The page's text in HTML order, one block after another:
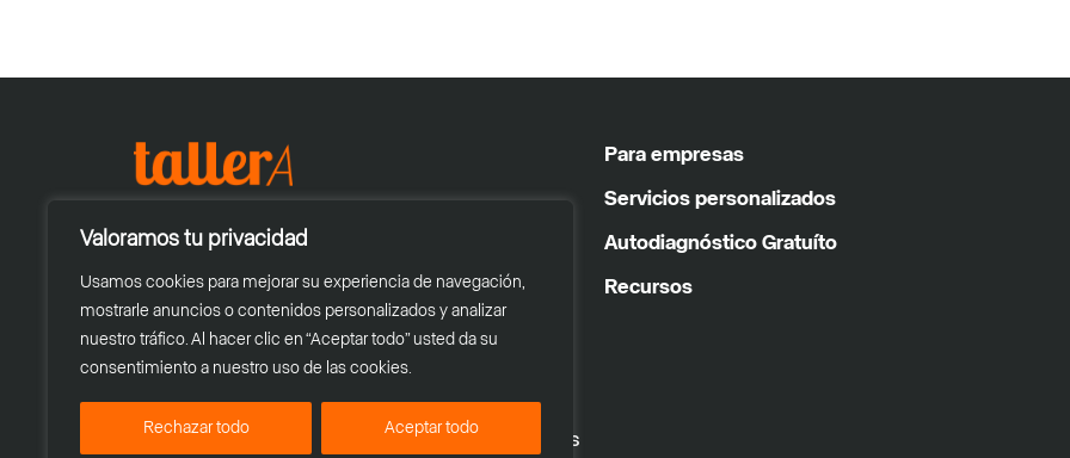
Valoramos tu privacidad
Usamos cookies para mejorar su experiencia de navegación,
mostrarle anuncios o contenidos personalizados y analizar
nuestro tráfico. Al hacer clic en “Aceptar todo” usted da su
consentimiento a nuestro uso de las cookies.
Rechazar todo Aceptar todo
Para empresas
Servicios personalizados
Autodiagnóstico Gratuíto
Recursos
| Todos los Derechos Reservados